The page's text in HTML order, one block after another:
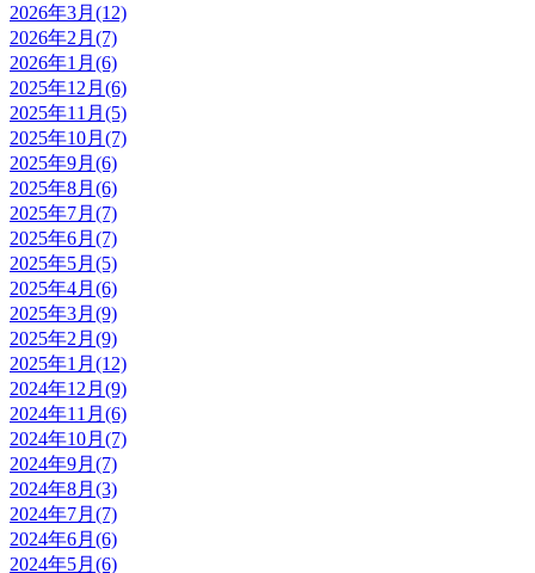
2026年3月(12)
2026年2月(7)
2026年1月(6)
2025年12月(6)
2025年11月(5)
2025年10月(7)
2025年9月(6)
2025年8月(6)
2025年7月(7)
2025年6月(7)
2025年5月(5)
2025年4月(6)
2025年3月(9)
2025年2月(9)
2025年1月(12)
2024年12月(9)
2024年11月(6)
2024年10月(7)
2024年9月(7)
2024年8月(3)
2024年7月(7)
2024年6月(6)
2024年5月(6)